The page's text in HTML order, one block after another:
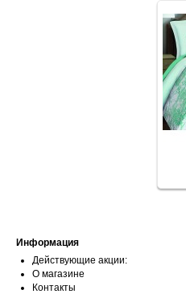
Информация
Действующие акции:
О магазине
Контакты